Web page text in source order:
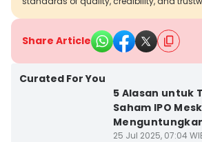
Share Article
Curated For You
5 Alasan untuk
Saham IPO
25 Jul 2025, 07:04